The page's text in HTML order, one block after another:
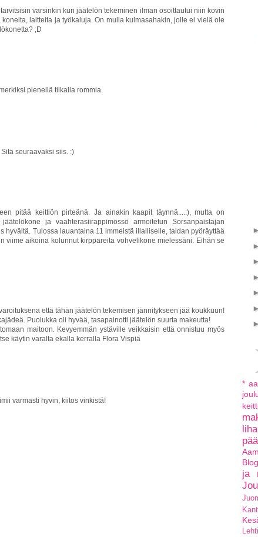
varsinkin kun jäätelön tekeminen ilman osoittautui niin kovin
laitteita ja työkaluja. On mulla kulmasahakin, jolle ei vielä ole
;D
pienellä tilkalla rommia.
seuraavaksi siis. :)
pitää keittiön pirteänä. Ja ainakin kaapit täynnä....:), mutta on
ja vaahterasiirappimössö armoitetun Sorsanpaistajan
hyvältä. Tulossa lauantaina 11 immeistä illalliselle, taidan pyöräyttää
viime aikoina kolunnut kirppareita vohvelikone mielessäni. Eihän se
että tähän jäätelön tekemisen jännitykseen jää koukkuun!
Puolukka oli hyvää, tasapainotti jäätelön suurta makeutta!
maitoon. Kevyemmän ystäville veikkaisin että onnistuu myös
käytin varalta ekalla kerralla Flora Vispiä
varmasti hyvin, kiitos vinkistä!
*
liha
ja